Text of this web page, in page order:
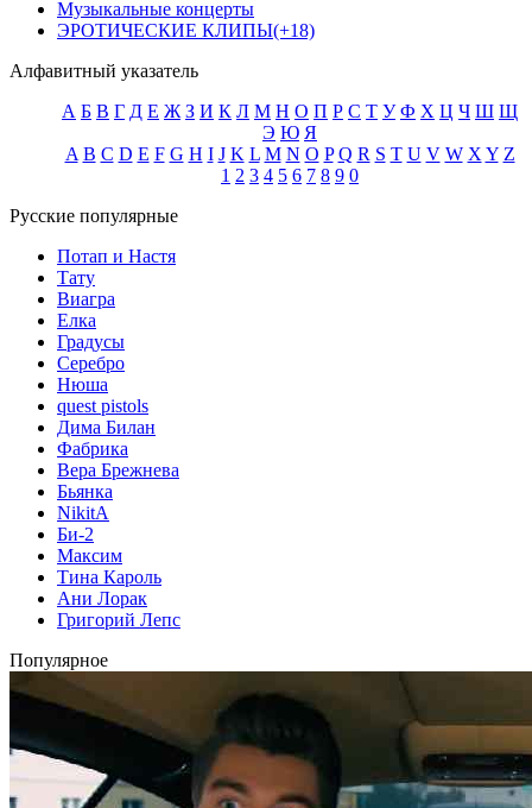
Музыкальные концерты
ЭРОТИЧЕСКИЕ КЛИПЫ(+18)
Алфавитный указатель
А Б В Г Д Е Ж З И К Л М Н О П Р С Т У Ф Х Ц Ч Ш Щ
Э Ю Я
A B C D E F G H I J K L M N O P Q R S T U V W X Y Z
1 2 3 4 5 6 7 8 9 0
Русские популярные
Потап и Настя
Тату
Виагра
Елка
Градусы
Серебро
Нюша
quest pistols
Дима Билан
Фабрика
Вера Брежнева
Бьянка
NikitA
Би-2
Максим
Тина Кароль
Ани Лорак
Григорий Лепс
Популярное